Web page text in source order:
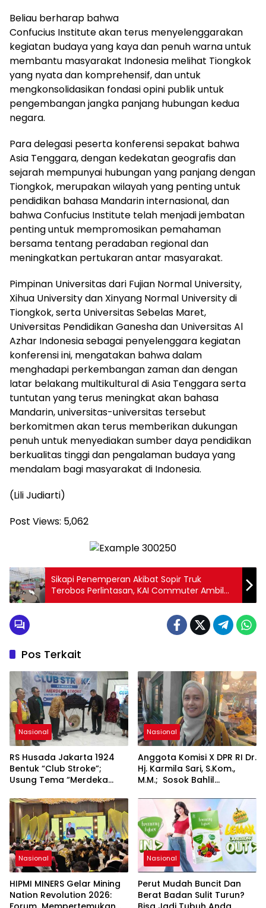
Beliau berharap bahwa
Confucius Institute akan terus menyelenggarakan
kegiatan budaya yang kaya dan penuh warna untuk
membantu masyarakat Indonesia melihat Tiongkok
yang nyata dan komprehensif, dan untuk
mengkonsolidasikan fondasi opini publik untuk
pengembangan jangka panjang hubungan kedua
negara.
Para delegasi peserta konferensi sepakat bahwa
Asia Tenggara, dengan kedekatan geografis dan
sejarah mempunyai hubungan yang panjang dengan
Tiongkok, merupakan wilayah yang penting untuk
pendidikan bahasa Mandarin internasional, dan
bahwa Confucius Institute telah menjadi jembatan
penting untuk mempromosikan pemahaman
bersama tentang peradaban regional dan
meningkatkan pertukaran antar masyarakat.
Pimpinan Universitas dari Fujian Normal University,
Xihua University dan Xinyang Normal University di
Tiongkok, serta Universitas Sebelas Maret,
Universitas Pendidikan Ganesha dan Universitas Al
Azhar Indonesia sebagai penyelenggara kegiatan
konferensi ini, mengatakan bahwa dalam
menghadapi perkembangan zaman dan dengan
latar belakang multikultural di Asia Tenggara serta
tuntutan yang terus meningkat akan bahasa
Mandarin, universitas-universitas tersebut
berkomitmen akan terus memberikan dukungan
penuh untuk menyediakan sumber daya pendidikan
berkualitas tinggi dan pengalaman budaya yang
mendalam bagi masyarakat di Indonesia.
(Lili Judiarti)
Post Views: 5,062
Sikapi Penemperan Akibat Sopir Truk
Terobos Perlintasan, KAI Commuter Ambil
Langkah Hukum
Pos Terkait
Nasional
RS Husada Jakarta 1924
Bentuk “Club Stroke”;
Usung Tema “Merdeka
Bermakna”
Nasional
Anggota Komisi X DPR RI Dr.
Hj. Karmila Sari, S.Kom.,
M.M.; Sosok Bahlil
Sumber Inspirasi bagi
Generasi Muda, Pelaku
Usaha, Pemerintah,
maupun Pemangku
Kepentingan lainnya untuk
bersama-sama
Memberikan Kontribusi
bagi Pembangunan
Nasional.
Nasional
HIPMI MINERS Gelar Mining
Nation Revolution 2026:
Nasional
Perut Mudah Buncit Dan
Berat Badan Sulit Turun?